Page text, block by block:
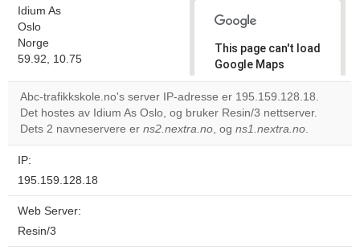
Idium As
Oslo
Norge
59.92, 10.75
This page can't load
Google Maps
correctly.
Do you
own this
OK
Abc-trafikkskole.no's server IP-adresse er 195.159.128.18.
Det hostes av Idium As Oslo, og bruker Resin/3 nettserver.
Dets 2 navneservere er ns2.nextra.no, og ns1.nextra.no.
IP:
195.159.128.18
Web Server:
Resin/3